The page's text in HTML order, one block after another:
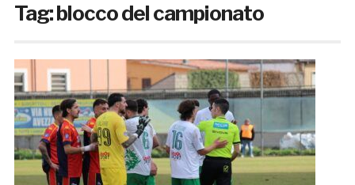
Tag:blocco del campionato